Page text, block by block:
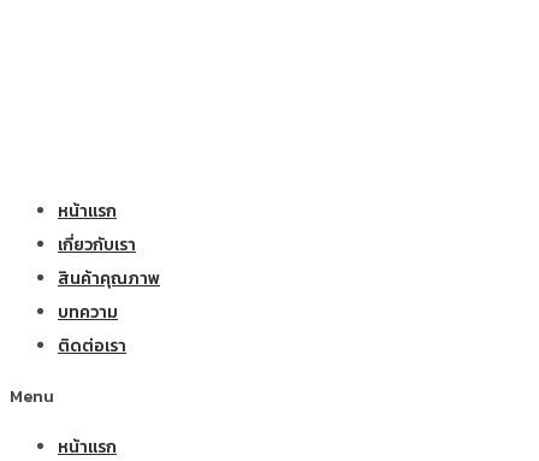
หน้าแรก
เกี่ยวกับเรา
สินค้าคุณภาพ
บทความ
ติดต่อเรา
Menu
หน้าแรก